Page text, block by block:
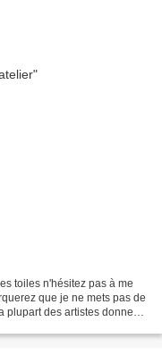
toiles n'hésitez pas à me
que je ne mets pas de
plupart des artistes donnent